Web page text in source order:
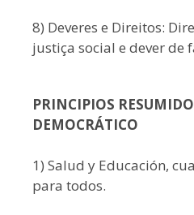
8) Deveres e Direitos:
justiça social e dever de
PRINCIPIOS
DEMOCRÁTICO
1) Salud y Educación,
para todos.